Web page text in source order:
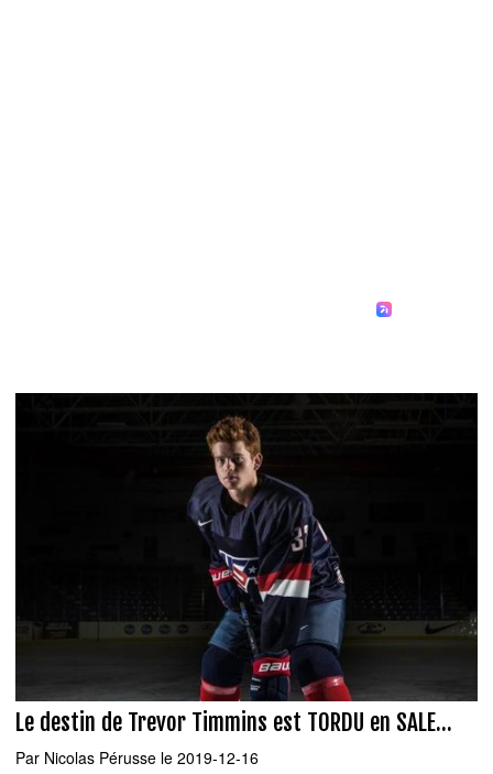
Le destin de Trevor Timmins est TORDU en SALE...
Par Nicolas Pérusse le 2019-12-16